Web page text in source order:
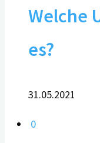
Welche
es?
31.05.2021
0